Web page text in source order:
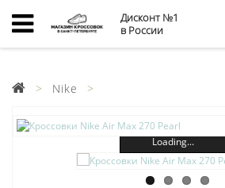
Дисконт №1
в России
Nike
Loading...